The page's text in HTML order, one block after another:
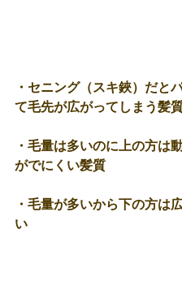
・セニング（スキ鋏）だと
て毛先が広がってしまう髪
・毛量は多いのに上の方は
がでにくい髪質
・毛量が多いから下の方は
い